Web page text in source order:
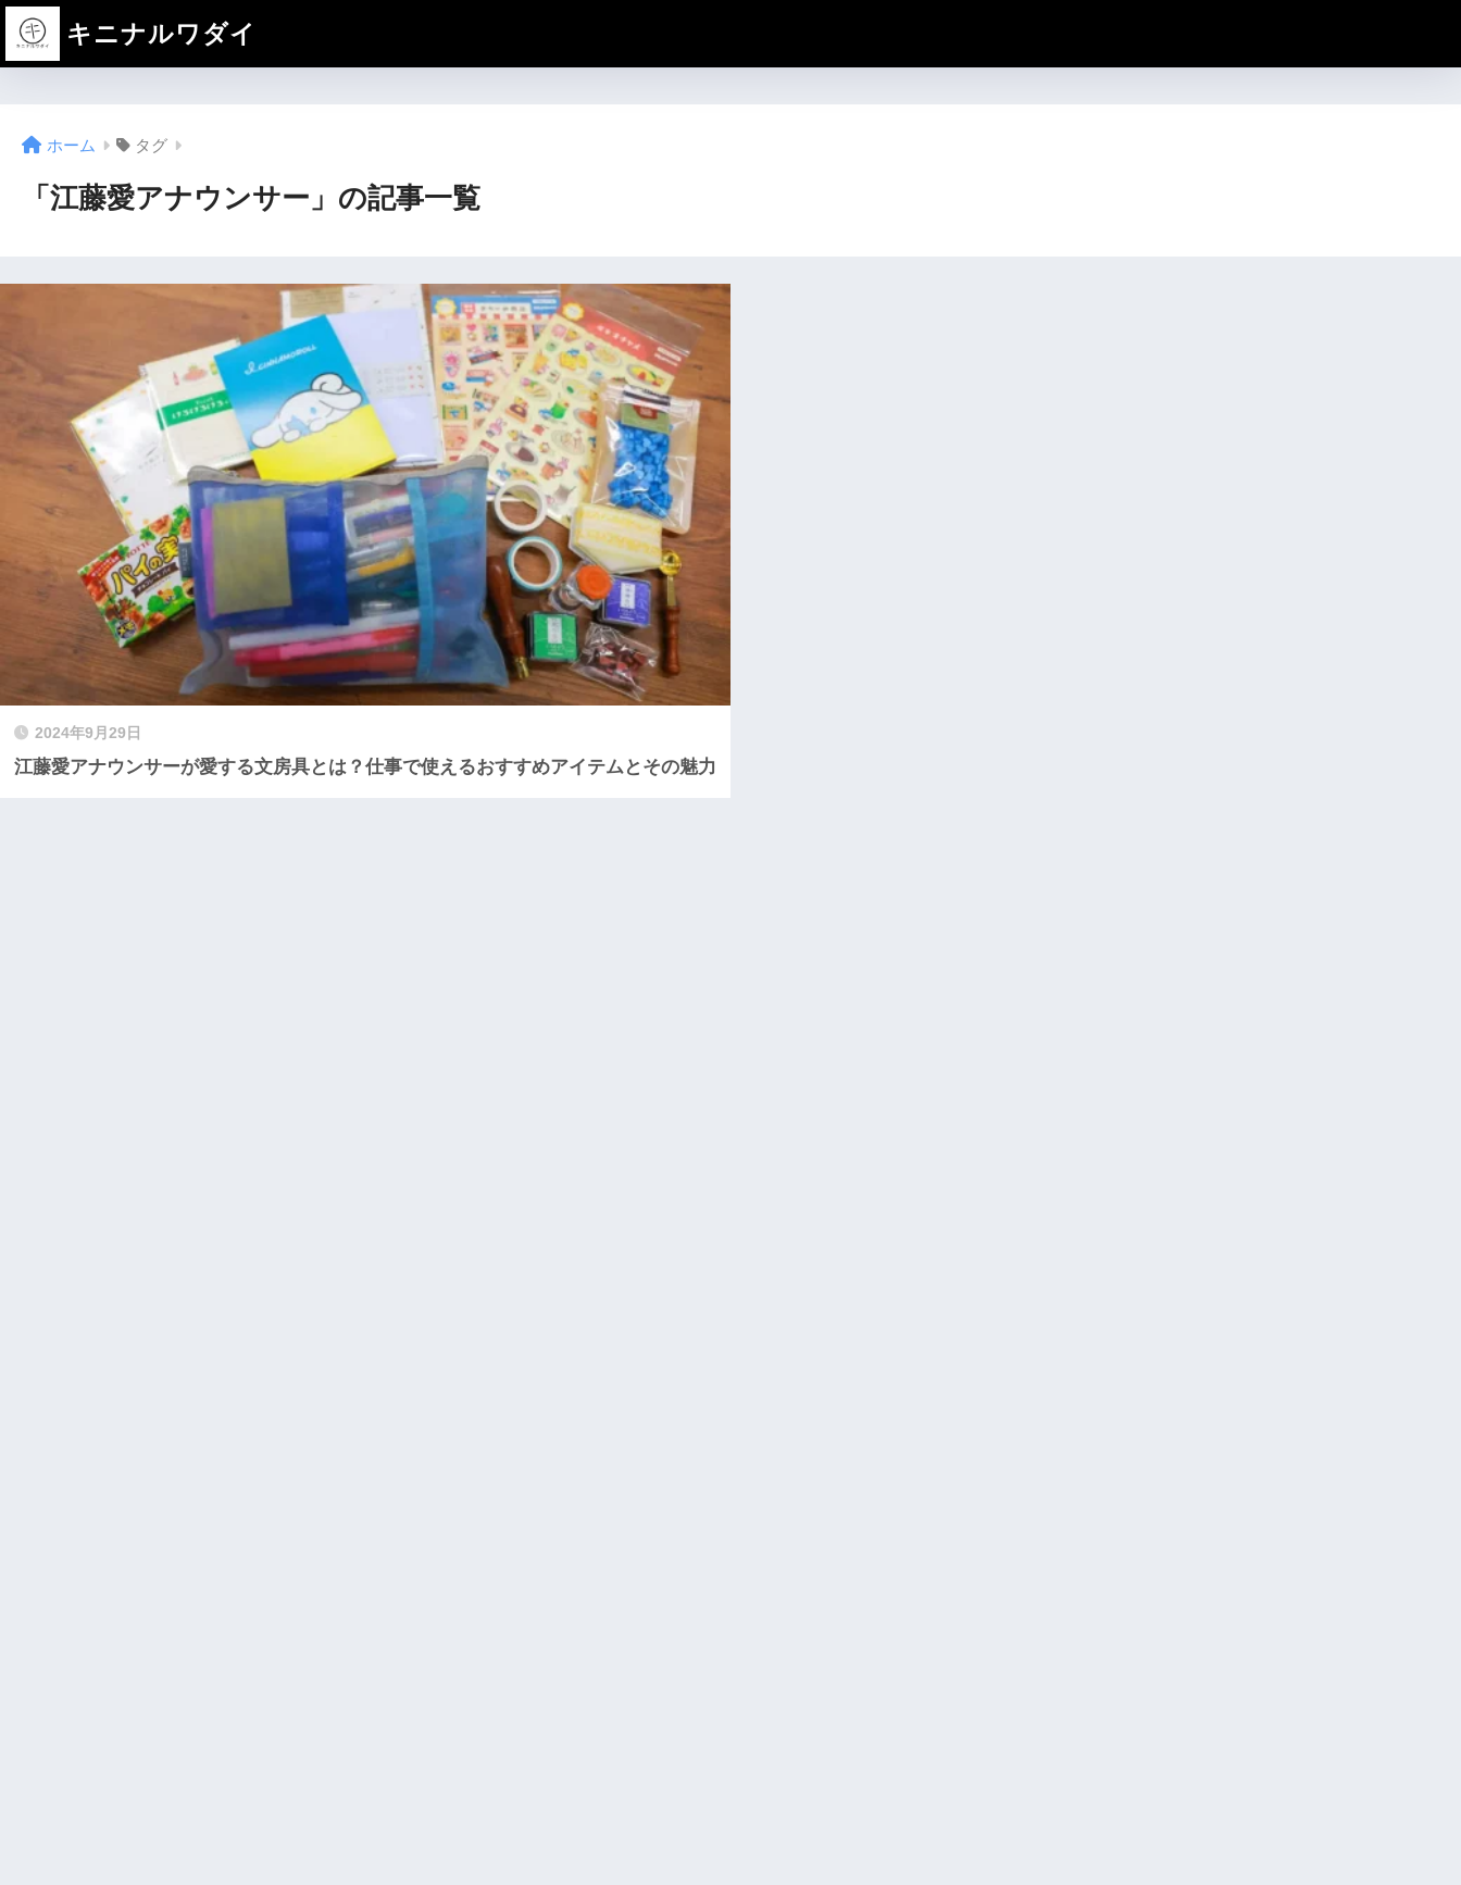
キニナルワダイ
ホーム タグ
「江藤愛アナウンサー」の記事一覧
2024年9月29日
江藤愛アナウンサーが愛する文房具とは？仕事で使えるおすすめアイテムとその魅力